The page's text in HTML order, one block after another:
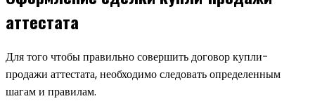
аттестата
Для того чтобы правильно совершить договор купли-
продажи аттестата, необходимо следовать определенным
шагам и правилам.